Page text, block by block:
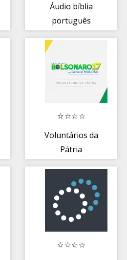
Áudio bíblia
português
Voluntários da
Pátria